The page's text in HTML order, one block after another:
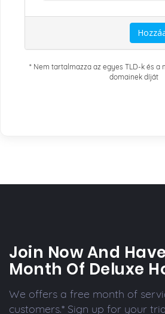
* Nem tartalmazza az egyes TLD-k és
domainek díját
Join Now And
Month Of Deluxe
We offers a free month of
customers.* Sign up for your